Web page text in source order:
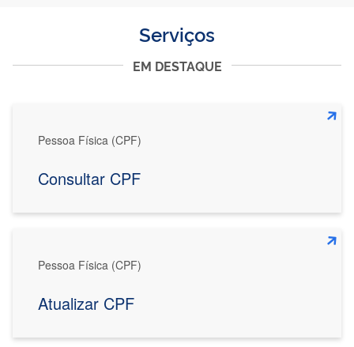
Serviços
EM DESTAQUE
Pessoa Física (CPF)
Consultar CPF
Pessoa Física (CPF)
Atualizar CPF